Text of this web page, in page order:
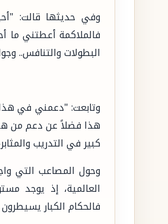
وفي حديثها قالت:
فالملاكمة أعطتني ما
البطولات والتنافس..
وتابعت: "دعمني في هذا
هذا فضلاً عن دعم من
كبير في التدريب
وحول المصاعب التي
العالمية، إذ يوجد
فالحكام الكبار